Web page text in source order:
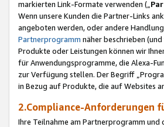
markierten Link-Formate verwenden („
Wenn unsere Kunden die Partner-Links
angeboten werden, oder andere
Partnerprogramm näher beschrieben
Produkte oder Leistungen können wir
für Anwendungsprogramme, die Alexa-
zur Verfügung stellen. Der Begriff
in Bezug auf Produkte, die auf Websites
2.Compliance-Anforderungen
Ihre Teilnahme am Partnerprogramm